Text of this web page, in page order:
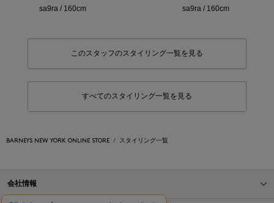
sa9ra / 160cm
sa9ra / 160cm
このスタッフのスタイリング一覧を見る
すべてのスタイリング一覧を見る
BARNEYS NEW YORK ONLINE STORE スタイリング一覧
会社情報